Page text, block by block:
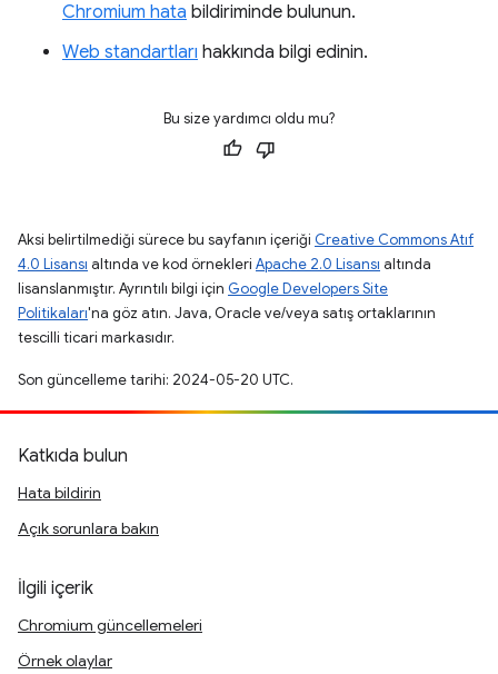
Chromium hata bildiriminde bulunun.
Web standartları hakkında bilgi edinin.
Bu size yardımcı oldu mu?
Aksi belirtilmediği sürece bu sayfanın içeriği Creative Commons Atıf
4.0 Lisansı altında ve kod örnekleri Apache 2.0 Lisansı altında
lisanslanmıştır. Ayrıntılı bilgi için Google Developers Site
Politikaları'na göz atın. Java, Oracle ve/veya satış ortaklarının
tescilli ticari markasıdır.
Son güncelleme tarihi: 2024-05-20 UTC.
Katkıda bulun
Hata bildirin
Açık sorunlara bakın
İlgili içerik
Chromium güncellemeleri
Örnek olaylar